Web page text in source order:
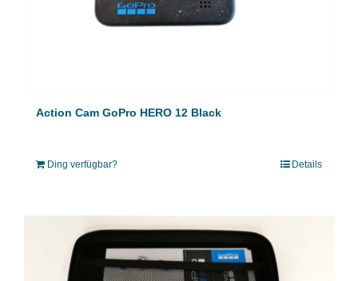
Action Cam GoPro HERO 12 Black
Ding verfügbar? Details